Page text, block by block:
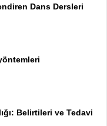
Dans Dersleri
Belirtileri ve Tedavi